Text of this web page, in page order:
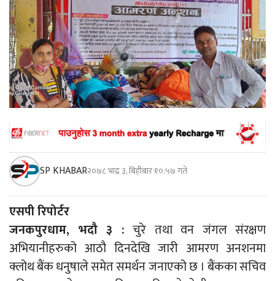
SP KHABAR२०७८ भाद्र ३, बिहीबार १०:५७ गते
एसपी रिपोर्टर
जनकपुरधाम, भदौ ३ : चुरे तथा वन जंगल संरक्षण
अभियानीहरुको आठौ दिनदेखि जारी आमरण अनशनमा
क्लोथ बैंक धनुषाले समेत समर्थन जनाएको छ । बैंकका सचिव